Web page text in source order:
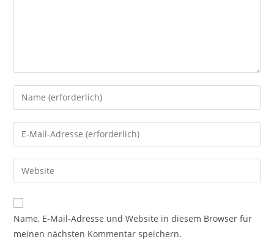
Name, E-Mail-Adresse und Website in diesem Browser für
meinen nächsten Kommentar speichern.